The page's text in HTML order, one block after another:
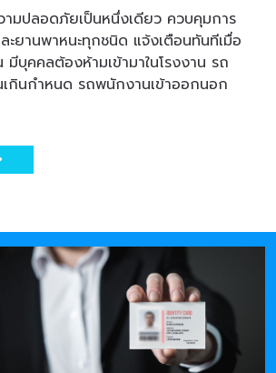
ามปลอดภัยเป็นหนึ่งเดียว ควบคุมการ
ะยานพาหนะทุกชนิด แจ้งเตือนทันทีเมื่อ
บุคคลต้องห้ามเข้ามาในโรงงาน รถ
กินกำหนด รถพนักงานเข้าออกนอก